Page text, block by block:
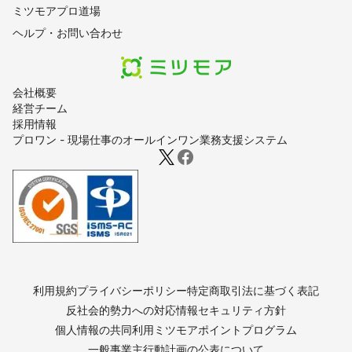
会社概要
経営チーム
採用情報
プロワン - 現場仕事のオールインワン業務支援システム
ミツモアプロ道場
ヘルプ・お問い合わせ
利用規約プライバシーポリシー特定商取引法に基づく表記
反社会的勢力への対応情報セキュリティ方針
個人情報の共同利用 ミツモアポイントプログラム
一般事業主行動計画の公表について